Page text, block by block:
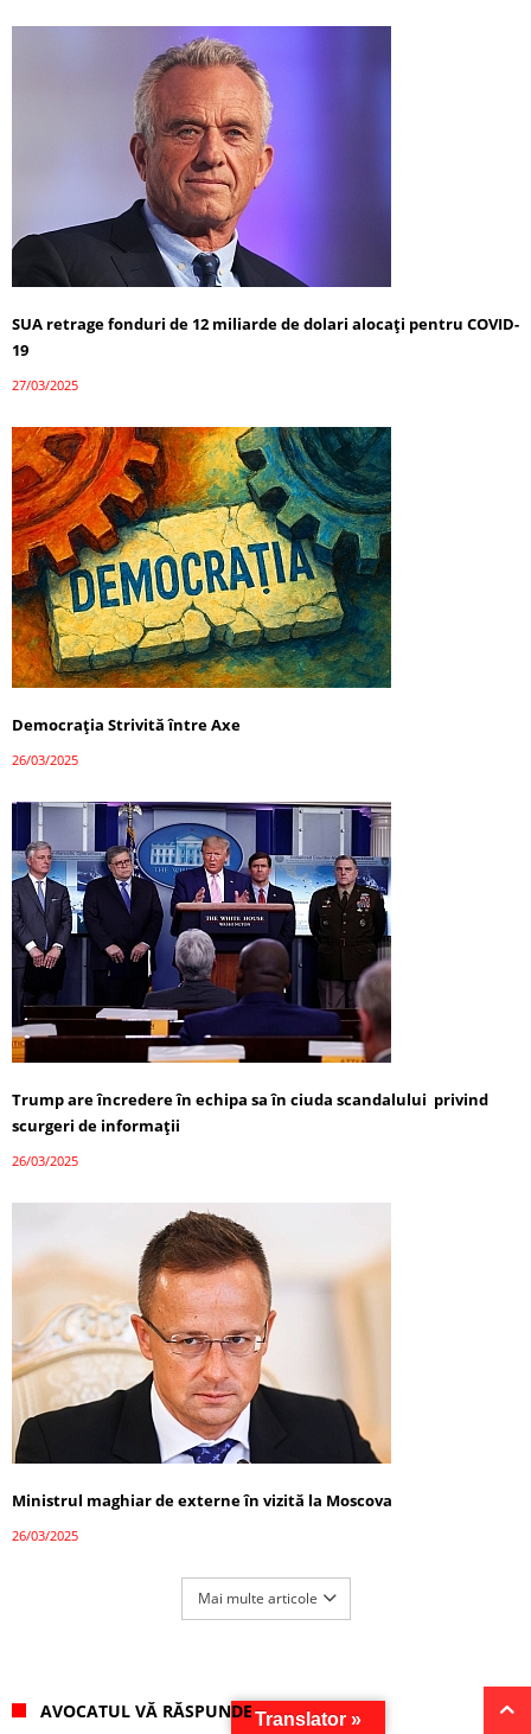
SUA retrage fonduri de 12 miliarde de dolari alocați pentru COVID-
19
27/03/2025
Democrația Strivită între Axe
26/03/2025
Trump are încredere în echipa sa în ciuda scandalului privind
scurgeri de informații
26/03/2025
Ministrul maghiar de externe în vizită la Moscova
26/03/2025
Mai multe articole
AVOCATUL VĂ RĂSPUNDETranslator »